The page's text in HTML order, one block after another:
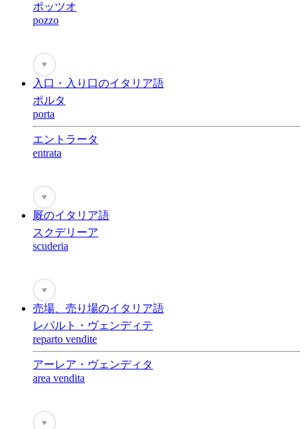
ポッツオ
pozzo
♥
入口・入り口のイタリア語
ポルタ
porta
エントラータ
entrata
♥
厩のイタリア語
スクデリーア
scuderia
♥
売場、売り場のイタリア語
レパルト・ヴェンディテ
reparto vendite
アーレア・ヴェンディタ
area vendita
♥